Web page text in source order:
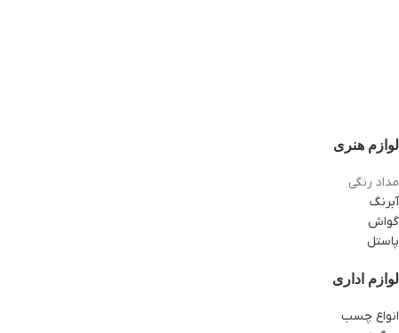
لوازم هنری
مداد رنگی
آبرنگ
گواش
پاستل
لوازم اداری
انواع چسب